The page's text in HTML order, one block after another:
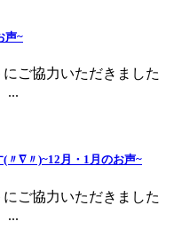
声~
ご協力いただきました
...
〃∇〃)~12月・1月のお声~
ご協力いただきました
...